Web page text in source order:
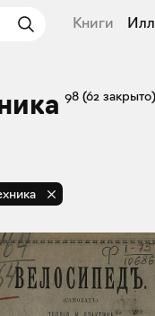
Книги
98 (62 закрыто)